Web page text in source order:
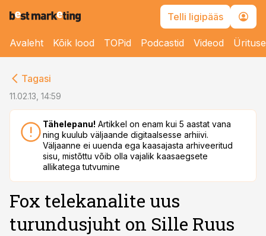
Telli ligipääs
Avaleht Kõik lood TOPid Podcastid Videod
Tagasi
11.02.13, 14:59
Tähelepanu! Artikkel on enam kui 5 aastat vana
ning kuulub väljaande digitaalsesse arhiivi.
Väljaanne ei uuenda ega kaasajasta arhiveeritud
sisu, mistõttu võib olla vajalik kaasaegsete
allikatega tutvumine
Fox telekanalite uus
turundusjuht on Sille Ruus